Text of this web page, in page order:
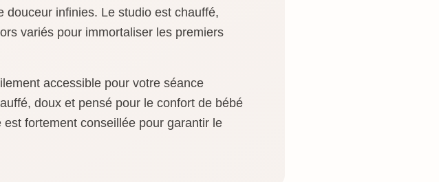
douceur infinies. Le studio est chauffé,
variés pour immortaliser les premiers
accessible pour votre séance
doux et pensé pour le confort de bébé
fortement conseillée pour garantir le